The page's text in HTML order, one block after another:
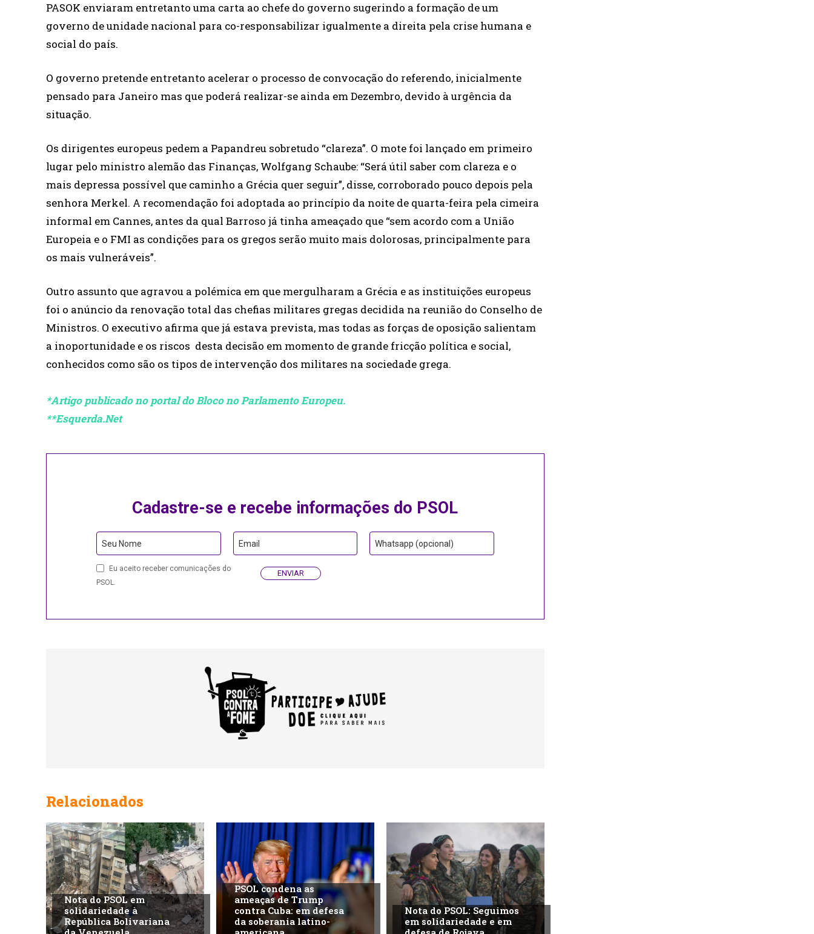
PASOK enviaram entretanto uma carta ao chefe do governo sugerindo a formação de um
governo de unidade nacional para co-responsabilizar igualmente a direita pela crise humana e
social do país.
O governo pretende entretanto acelerar o processo de convocação do referendo, inicialmente
pensado para Janeiro mas que poderá realizar-se ainda em Dezembro, devido à urgência da
situação.
Os dirigentes europeus pedem a Papandreu sobretudo “clareza”. O mote foi lançado em primeiro
lugar pelo ministro alemão das Finanças, Wolfgang Schaube: “Será útil saber com clareza e o
mais depressa possível que caminho a Grécia quer seguir”, disse, corroborado pouco depois pela
senhora Merkel. A recomendação foi adoptada ao princípio da noite de quarta-feira pela cimeira
informal em Cannes, antes da qual Barroso já tinha ameaçado que “sem acordo com a União
Europeia e o FMI as condições para os gregos serão muito mais dolorosas, principalmente para
os mais vulneráveis”.
Outro assunto que agravou a polémica em que mergulharam a Grécia e as instituições europeus
foi o anúncio da renovação total das chefias militares gregas decidida na reunião do Conselho de
Ministros. O executivo afirma que já estava prevista, mas todas as forças de oposição salientam
a inoportunidade e os riscos desta decisão em momento de grande fricção política e social,
conhecidos como são os tipos de intervenção dos militares na sociedade grega.
*Artigo publicado no portal do Bloco no Parlamento Europeu.
**Esquerda.Net
Cadastre-se e recebe informações do PSOL
Seu Nome Email Whatsapp (opcional)
EmailEu aceito receber comunicações do
PSOL.
ENVIAR
Relacionados
Nota do PSOL em
solidariedade à
República Bolivariana
PSOL condena as
ameaças de Trump
contra Cuba: em defesa
da soberania latino-
Nota do PSOL: Seguimos
em solidariedade e em